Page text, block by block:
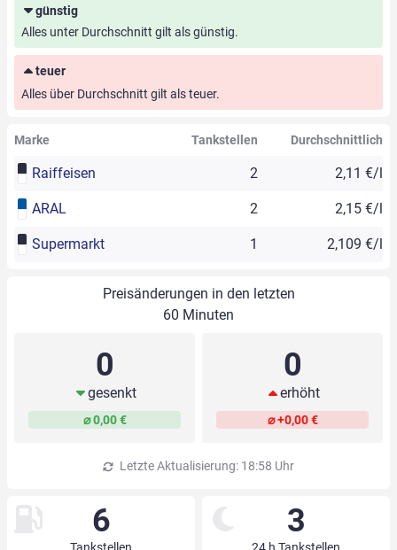
günstig
Alles unter Durchschnitt gilt als günstig.
teuer
Alles über Durchschnitt gilt als teuer.
Marke Tankstellen Durchschnittlich
Raiffeisen 2 2,11 €/l
ARAL 2 2,15 €/l
Supermarkt 1 2,109 €/l
Preisänderungen in den letzten
60 Minuten
0
gesenkt
⌀ 0,00 €
0
erhöht
⌀ +0,00 €
Letzte Aktualisierung: 18:58 Uhr
6 3